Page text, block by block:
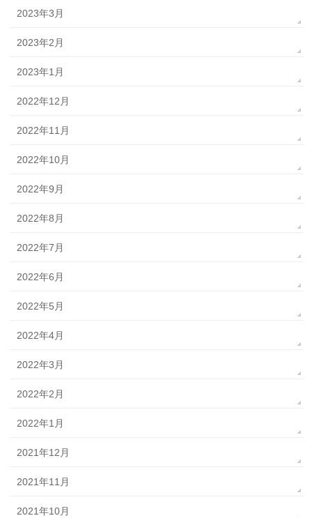
2023年3月
2023年2月
2023年1月
2022年12月
2022年11月
2022年10月
2022年9月
2022年8月
2022年7月
2022年6月
2022年5月
2022年4月
2022年3月
2022年2月
2022年1月
2021年12月
2021年11月
2021年10月